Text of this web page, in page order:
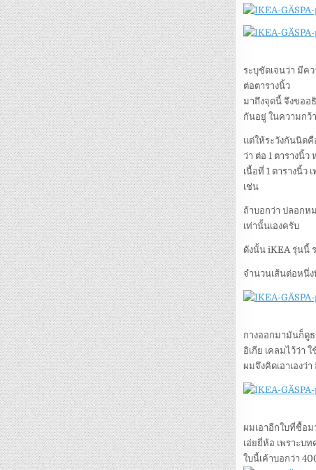
ระบุชัดเจนว่า มีค
ต่อตารางนิ้ว
มาถึงจุดนี้ จึงขออ
กันอยู่ ในความกว้า
แต่ให้ระวังกันนิดคื
ว่า ต่อ 1 ตารางนิ้
เนื้อที่ 1 ตารางนิ้ว
เช่น
ถ้าบอกว่า ปลอกห
เท่านั้นเองครับ
ดังนั้น iKEA รุ่นนี้
จำนวนเส้นต่อหนึ่ง
กางออกมามันก็ดูธ
อิเกีย เคลมไว้ว่า
ผมจึงคิดเอาเองว่
ผมเอาอีกใบที่ซื้อ
เอ่ยยี่ห้อ เพราะบ
ใบนี้เค้าบอกว่า